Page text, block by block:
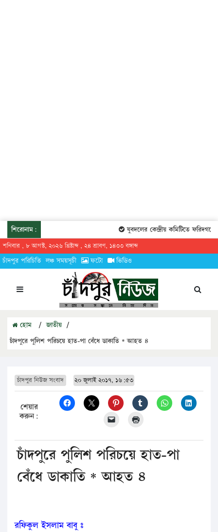
শিরোনাম: যুবদলের কেন্দ্রীয় কমিটিতে ফরিদগঞ্জের
শনিবার , ৮ আগস্ট, ২০২৬ খ্রিষ্টাব্দ , ২৪ শ্রাবণ, ১৪৩৩ বঙ্গাব্দ
চাঁদপুর পরিচিতি লঞ্চ সময়সূচী ফটো ভিডিও
হোম / জাতীয় /
চাঁদপুরে পুলিশ পরিচয়ে হাত-পা বেঁধে ডাকাতি * আহত ৪
চাঁদপুর নিউজ সংবাদ ২০ জুলাই ২০১৭, ১৬:৫৩
শেয়ার
করুন:
চাঁদপুরে পুলিশ পরিচয়ে হাত-পা
বেঁধে ডাকাতি * আহত ৪
রফিকুল ইসলাম বাবু ঃ